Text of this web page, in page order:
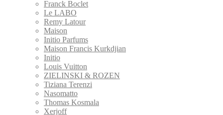
Franck Boclet
Le LABO
Remy Latour
Maison
Initio Parfums
Maison Francis Kurkdjian
Initio
Louis Vuitton
ZIELINSKI & ROZEN
Tiziana Terenzi
Nasomatto
Thomas Kosmala
Xerjoff